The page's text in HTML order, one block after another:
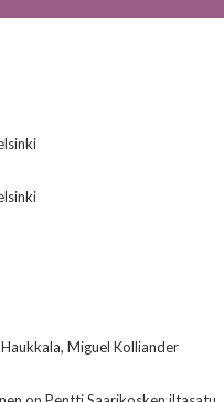
Miguel Kolliander